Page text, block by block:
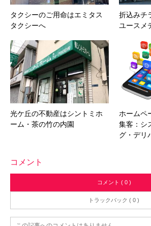
タクシーのご用命はエミタス
タクシーへ
折込みチ
ユースメ
光ケ丘の不動産はシントミホ
ーム・茶の竹の内園
ホームペ
集客：シ
グ・デリ
コメント
コメント ( 0 )
トラックバック ( 0 )